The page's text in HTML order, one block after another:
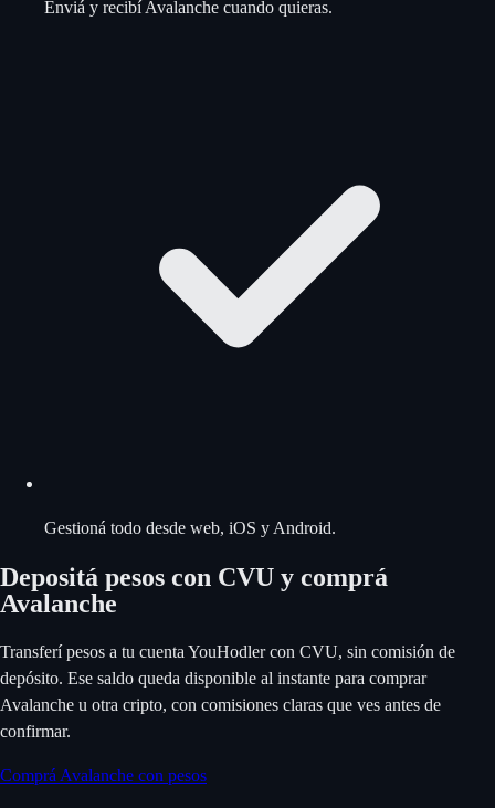
Enviá y recibí Avalanche cuando quieras.
Gestioná todo desde web, iOS y Android.
Depositá pesos con CVU y comprá
Avalanche
Transferí pesos a tu cuenta YouHodler con CVU, sin comisión de
depósito. Ese saldo queda disponible al instante para comprar
Avalanche u otra cripto, con comisiones claras que ves antes de
confirmar.
Comprá Avalanche con pesos